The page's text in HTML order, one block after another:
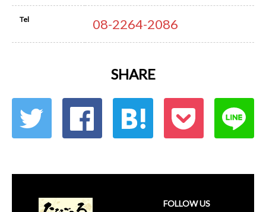
Tel 08-2264-2086
SHARE
FOLLOW US